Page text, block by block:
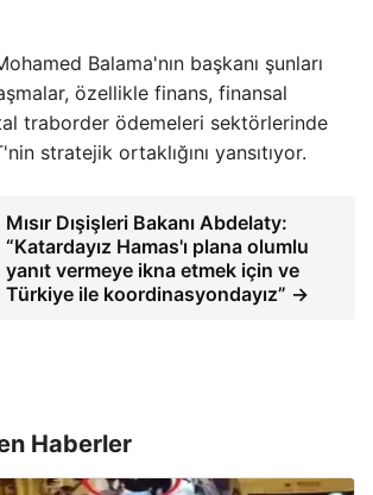
Balama'nın başkanı şunları
özellikle finans, finansal
traborder ödemeleri sektörlerinde
stratejik ortaklığını yansıtıyor.
Mısır Dışişleri Bakanı Abdelaty:
“Katardayız Hamas'ı plana olumlu
yanıt vermeye ikna etmek için ve
Türkiye ile koordinasyondayız” →
Haberler